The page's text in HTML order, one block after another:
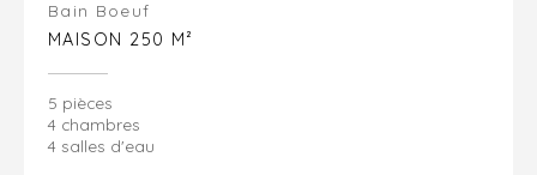
Bain Boeuf
MAISON 250 M²
5 pièces
4 chambres
4 salles d'eau